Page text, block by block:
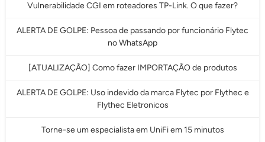
Vulnerabilidade CGI em roteadores TP-Link. O que fazer?
ALERTA DE GOLPE: Pessoa de passando por funcionário Flytec
no WhatsApp
[ATUALIZAÇÃO] Como fazer IMPORTAÇÃO de produtos
ALERTA DE GOLPE: Uso indevido da marca Flytec por Flythec e
Flythec Eletronicos
Torne-se um especialista em UniFi em 15 minutos